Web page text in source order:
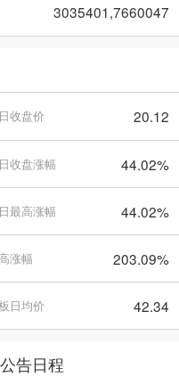
3035401,7660047
收盘价 20.12
收盘涨幅 44.02%
最高涨幅 44.02%
涨幅 203.09%
日均价 42.34
告日程